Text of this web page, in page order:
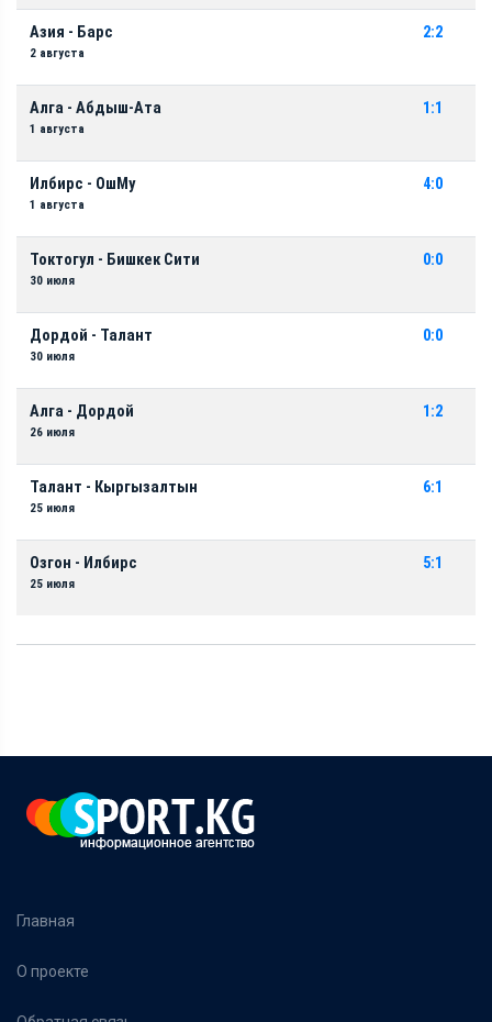
Азия - Барс
2 августа
2:2
Алга - Абдыш-Ата
1 августа
1:1
Илбирс - ОшМу
1 августа
4:0
Токтогул - Бишкек Сити
30 июля
0:0
Дордой - Талант
30 июля
0:0
Алга - Дордой
26 июля
1:2
Талант - Кыргызалтын
25 июля
6:1
Озгон - Илбирс
25 июля
5:1
Главная
О проекте